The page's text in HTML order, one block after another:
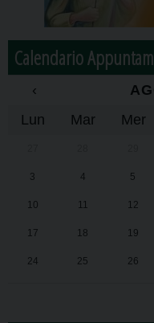
Calendario
‹
Lun
Mar Mer
3 4 5
10 11 12
17 18 19
24 25 26